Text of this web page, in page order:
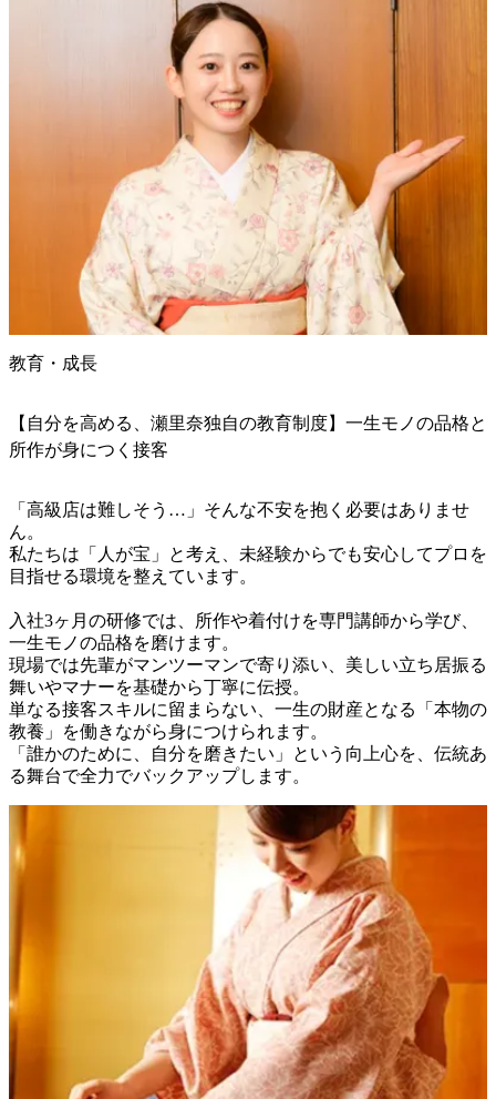
教育・成長
【自分を高める、瀬里奈独自の教育制度】一生モノの品格と
所作が身につく接客
「高級店は難しそう…」そんな不安を抱く必要はありませ
ん。
私たちは「人が宝」と考え、未経験からでも安心してプロを
目指せる環境を整えています。
入社3ヶ月の研修では、所作や着付けを専門講師から学び、
一生モノの品格を磨けます。
現場では先輩がマンツーマンで寄り添い、美しい立ち居振る
舞いやマナーを基礎から丁寧に伝授。
単なる接客スキルに留まらない、一生の財産となる「本物の
教養」を働きながら身につけられます。
「誰かのために、自分を磨きたい」という向上心を、伝統あ
る舞台で全力でバックアップします。